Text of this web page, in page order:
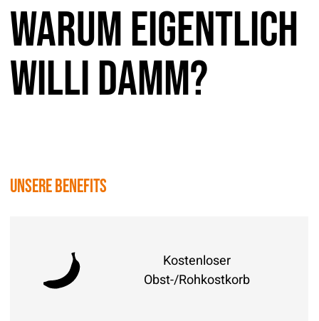
Warum eigentlich
Willi Damm?
Unsere Benefits
Kostenloser
Obst-/Rohkostkorb